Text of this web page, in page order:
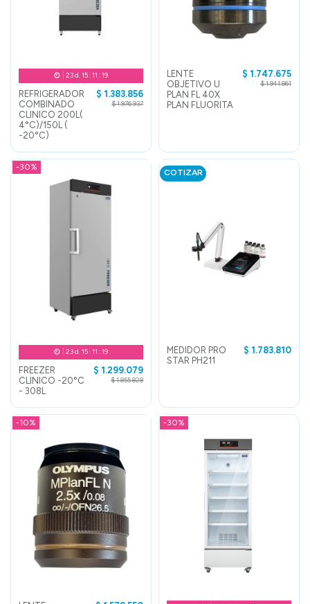
23d. 15:11 :19
REFRIGERADOR
COMBINADO
CLINICO 200L(
4°C)/150L (
-20°C)
$ 1.383.856
$ 1.976.937
LENTE
OBJETIVO U
PLAN FL 40X
PLAN FLUORITA
$ 1.747.675
$ 1.941.861
-30%
23d.15:11 :19
FREEZER
CLINICO -20°C
- 308L
$ 1.299.079
$ 1.855.828
COTIZAR
MEDIDOR PRO
STAR PH211
$ 1.783.810
-10% -30%